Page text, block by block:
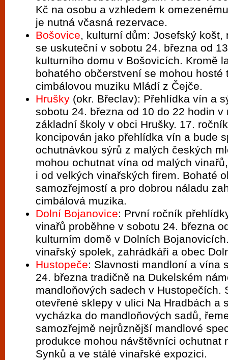
Kč na osobu a vzhledem k
je nutná včasná rezervace.
Bošovice, kulturní dům: Josefský
se uskuteční v sobotu 24. března od
kulturního domu v Bošovicích. Kromě
bohatého občerstvení se mohou hosté
cimbálovou muziku Mládí z Čejče.
Hrušky (okr. Břeclav): Přehlídka vín a
sobotu 24. března od 10 do 22 hodin
základní školy v obci Hrušky. 17.
koncipován jako přehlídka vín a bude
ochutnávkou sýrů z malých českých
mohou ochutnat vína od malých
i od velkých vinařských firem. Bohaté
samozřejmostí a pro dobrou náladu
cimbálová muzika.
Dolní Bojanovice: První ročník
vinařů proběhne v sobotu 24. března
kulturním domě v Dolních
vinařský spolek, zahrádkáři a obec
Hustopeče: Slavnosti mandloní a vína
24. března tradičně na Dukelském
mandloňových sadech v Hustopečích.
otevřené sklepy v ulici Na Hradbách a
vycházka do mandloňových sadů,
samozřejmě nejrůznější mandlové
produkce mohou návštěvníci ochutnat
Synků a ve stálé vinařské expozici.